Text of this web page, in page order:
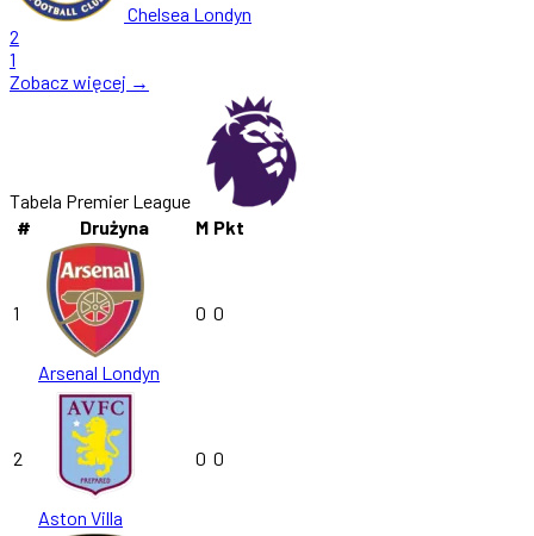
Chelsea Londyn
2
1
Zobacz więcej →
Tabela Premier League
#
Drużyna M Pkt
1
Arsenal Londyn
0 0
2
Aston Villa
0 0